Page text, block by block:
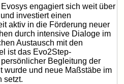
engagiert sich weit über
investiert einen
aktiv in die Förderung neuer
durch intensive Dialoge im
Austausch mit den
ist das Evo2Step-
Begleitung der
wurde und neue Maßstäbe im
setzt.